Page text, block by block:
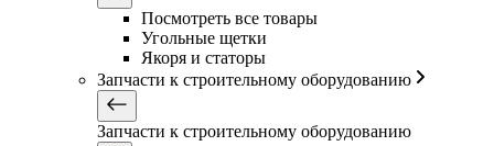
Посмотреть все товары
Угольные щетки
Якоря и статоры
Запчасти к строительному оборудованию
Запчасти к строительному оборудованию